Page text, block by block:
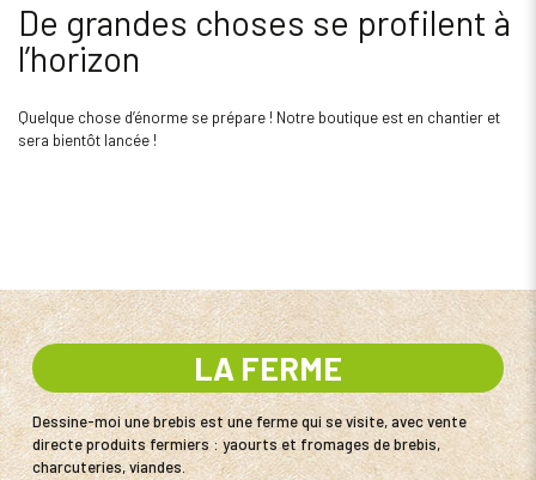
De grandes choses se profilent à
l’horizon
Quelque chose d’énorme se prépare ! Notre boutique est en chantier et
sera bientôt lancée !
LA FERME
Dessine-moi une brebis est une ferme qui se visite, avec vente
directe produits fermiers : yaourts et fromages de brebis,
charcuteries, viandes.